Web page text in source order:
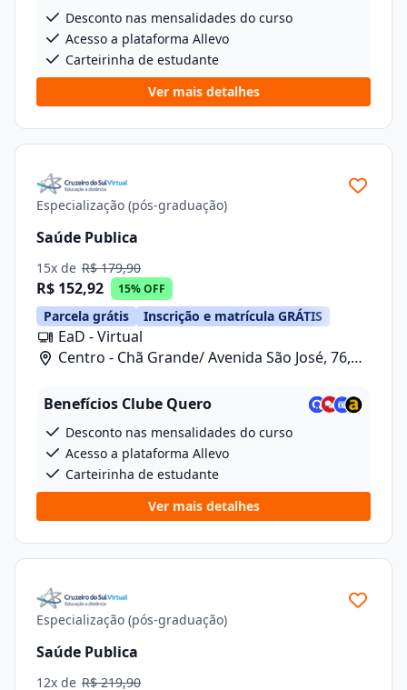
Desconto nas mensalidades do curso
Acesso a plataforma Allevo
Carteirinha de estudante
Ver mais detalhes
Especialização (pós-graduação)
Saúde Publica
15x de R$ 179,90
R$ 152,92 15% OFF
Parcela grátis Inscrição e matrícula GRÁTIS
EaD - Virtual
Centro - Chã Grande/ Avenida São José, 76,
Benefícios Clube Quero
Desconto nas mensalidades do curso
Acesso a plataforma Allevo
Carteirinha de estudante
Ver mais detalhes
Especialização (pós-graduação)
Saúde Publica
12x de R$ 219,90